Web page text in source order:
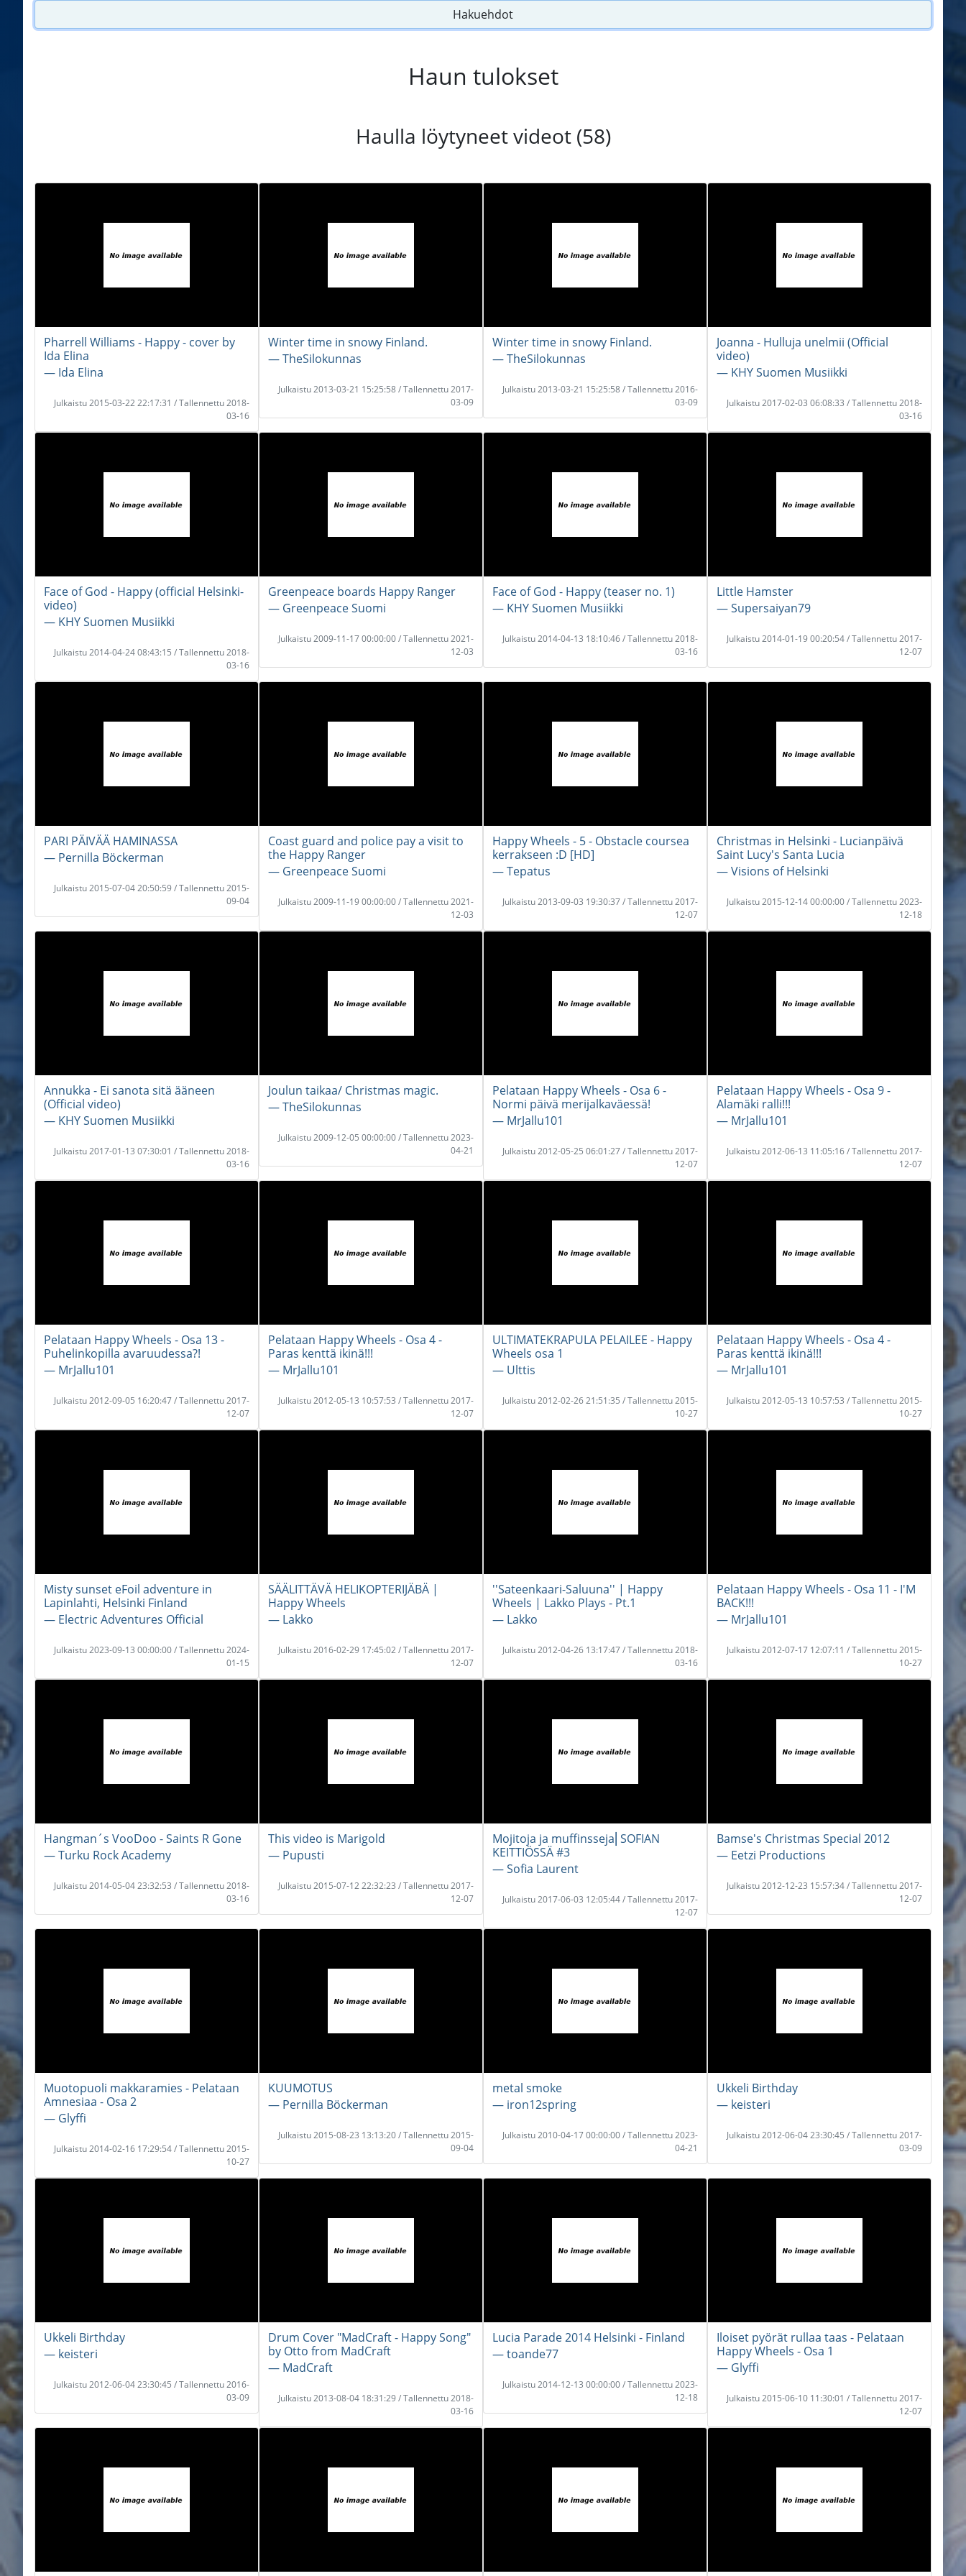
Hakuehdot
Haun tulokset
Haulla löytyneet videot (58)
Pharrell Williams - Happy - cover by
Ida Elina
― Ida Elina
Julkaistu 2015-03-22 22:17:31 / Tallennettu 2018-
03-16
Winter time in snowy Finland.
― TheSilokunnas
Julkaistu 2013-03-21 15:25:58 / Tallennettu 2017-
03-09
Winter time in snowy Finland.
― TheSilokunnas
Julkaistu 2013-03-21 15:25:58 / Tallennettu 2016-
03-09
Joanna - Hulluja unelmii (Official
video)
― KHY Suomen Musiikki
Julkaistu 2017-02-03 06:08:33 / Tallennettu 2018-
03-16
Face of God - Happy (official Helsinki-
video)
― KHY Suomen Musiikki
Julkaistu 2014-04-24 08:43:15 / Tallennettu 2018-
03-16
Greenpeace boards Happy Ranger
― Greenpeace Suomi
Julkaistu 2009-11-17 00:00:00 / Tallennettu 2021-
12-03
Face of God - Happy (teaser no. 1)
― KHY Suomen Musiikki
Julkaistu 2014-04-13 18:10:46 / Tallennettu 2018-
03-16
Little Hamster
― Supersaiyan79
Julkaistu 2014-01-19 00:20:54 / Tallennettu 2017-
12-07
PARI PÄIVÄÄ HAMINASSA
― Pernilla Böckerman
Julkaistu 2015-07-04 20:50:59 / Tallennettu 2015-
09-04
Coast guard and police pay a visit to
the Happy Ranger
― Greenpeace Suomi
Julkaistu 2009-11-19 00:00:00 / Tallennettu 2021-
12-03
Happy Wheels - 5 - Obstacle coursea
kerrakseen :D [HD]
― Tepatus
Julkaistu 2013-09-03 19:30:37 / Tallennettu 2017-
12-07
Christmas in Helsinki - Lucianpäivä
Saint Lucy's Santa Lucia
― Visions of Helsinki
Julkaistu 2015-12-14 00:00:00 / Tallennettu 2023-
12-18
Annukka - Ei sanota sitä ääneen
(Official video)
― KHY Suomen Musiikki
Julkaistu 2017-01-13 07:30:01 / Tallennettu 2018-
03-16
Joulun taikaa/ Christmas magic.
― TheSilokunnas
Julkaistu 2009-12-05 00:00:00 / Tallennettu 2023-
04-21
Pelataan Happy Wheels - Osa 6 -
Normi päivä merijalkaväessä!
― MrJallu101
Julkaistu 2012-05-25 06:01:27 / Tallennettu 2017-
12-07
Pelataan Happy Wheels - Osa 9 -
Alamäki ralli!!!
― MrJallu101
Julkaistu 2012-06-13 11:05:16 / Tallennettu 2017-
12-07
Pelataan Happy Wheels - Osa 13 -
Puhelinkopilla avaruudessa?!
― MrJallu101
Julkaistu 2012-09-05 16:20:47 / Tallennettu 2017-
12-07
Pelataan Happy Wheels - Osa 4 -
Paras kenttä ikinä!!!
― MrJallu101
Julkaistu 2012-05-13 10:57:53 / Tallennettu 2017-
12-07
ULTIMATEKRAPULA PELAILEE - Happy
Wheels osa 1
― Ulttis
Julkaistu 2012-02-26 21:51:35 / Tallennettu 2015-
10-27
Pelataan Happy Wheels - Osa 4 -
Paras kenttä ikinä!!!
― MrJallu101
Julkaistu 2012-05-13 10:57:53 / Tallennettu 2015-
10-27
Misty sunset eFoil adventure in
Lapinlahti, Helsinki Finland
― Electric Adventures Official
Julkaistu 2023-09-13 00:00:00 / Tallennettu 2024-
01-15
SÄÄLITTÄVÄ HELIKOPTERIJÄBÄ |
Happy Wheels
― Lakko
Julkaistu 2016-02-29 17:45:02 / Tallennettu 2017-
12-07
''Sateenkaari-Saluuna'' | Happy
Wheels | Lakko Plays - Pt.1
― Lakko
Julkaistu 2012-04-26 13:17:47 / Tallennettu 2018-
03-16
Pelataan Happy Wheels - Osa 11 - I'M
BACK!!!
― MrJallu101
Julkaistu 2012-07-17 12:07:11 / Tallennettu 2015-
10-27
Hangman´s VooDoo - Saints R Gone
― Turku Rock Academy
Julkaistu 2014-05-04 23:32:53 / Tallennettu 2018-
03-16
This video is Marigold
― Pupusti
Julkaistu 2015-07-12 22:32:23 / Tallennettu 2017-
12-07
Mojitoja ja muffinsseja⎜SOFIAN
KEITTIÖSSÄ #3
― Sofia Laurent
Julkaistu 2017-06-03 12:05:44 / Tallennettu 2017-
12-07
Bamse's Christmas Special 2012
― Eetzi Productions
Julkaistu 2012-12-23 15:57:34 / Tallennettu 2017-
12-07
Muotopuoli makkaramies - Pelataan
Amnesiaa - Osa 2
― Glyffi
Julkaistu 2014-02-16 17:29:54 / Tallennettu 2015-
10-27
KUUMOTUS
― Pernilla Böckerman
Julkaistu 2015-08-23 13:13:20 / Tallennettu 2015-
09-04
metal smoke
― iron12spring
Julkaistu 2010-04-17 00:00:00 / Tallennettu 2023-
04-21
Ukkeli Birthday
― keisteri
Julkaistu 2012-06-04 23:30:45 / Tallennettu 2017-
03-09
Ukkeli Birthday
― keisteri
Julkaistu 2012-06-04 23:30:45 / Tallennettu 2016-
03-09
Drum Cover "MadCraft - Happy Song"
by Otto from MadCraft
― MadCraft
Julkaistu 2013-08-04 18:31:29 / Tallennettu 2018-
03-16
Lucia Parade 2014 Helsinki - Finland
― toande77
Julkaistu 2014-12-13 00:00:00 / Tallennettu 2023-
12-18
Iloiset pyörät rullaa taas - Pelataan
Happy Wheels - Osa 1
― Glyffi
Julkaistu 2015-06-10 11:30:01 / Tallennettu 2017-
12-07